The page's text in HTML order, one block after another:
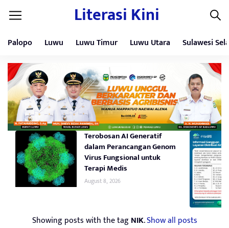
Literasi Kini
Palopo Luwu Luwu Timur Luwu Utara Sulawesi
Terobosan AI Generatif
dalam Perancangan Genom
Virus Fungsional untuk
Terapi Medis
August 8, 2026
Showing posts with the tagNIK.Show all posts